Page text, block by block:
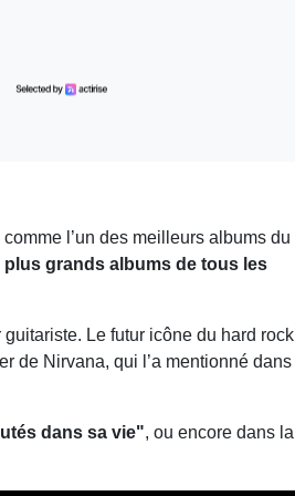
l’un des meilleurs albums du
plus grands albums de tous les
guitariste. Le futur icône du hard rock
de Nirvana, qui l’a mentionné dans
dans sa vie", ou encore dans la